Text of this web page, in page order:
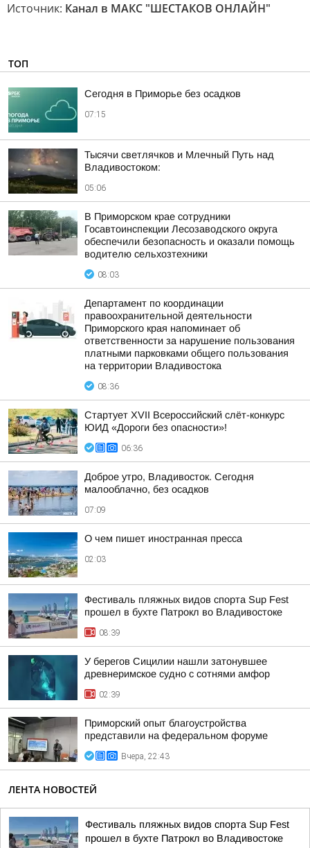
Источник: Канал в МАКС "ШЕСТАКОВ ОНЛАЙН"
ТОП
Сегодня в Приморье без осадков
07:15
Тысячи светлячков и Млечный Путь над
Владивостоком:
05:06
В Приморском крае сотрудники
Госавтоинспекции Лесозаводского округа
обеспечили безопасность и оказали помощь
водителю сельхозтехники
08:03
Департамент по координации
правоохранительной деятельности
Приморского края напоминает об
ответственности за нарушение пользования
платными парковками общего пользования
на территории Владивостока
08:36
Стартует XVII Всероссийский слёт-конкурс
ЮИД «Дороги без опасности»!
06:36
Доброе утро, Владивосток. Сегодня
малооблачно, без осадков
07:09
О чем пишет иностранная пресса
02:03
Фестиваль пляжных видов спорта Sup Fest
прошел в бухте Патрокл во Владивостоке
08:39
У берегов Сицилии нашли затонувшее
древнеримское судно с сотнями амфор
02:39
Приморский опыт благоустройства
представили на федеральном форуме
Вчера, 22:43
ЛЕНТА НОВОСТЕЙ
Фестиваль пляжных видов спорта Sup Fest
прошел в бухте Патрокл во Владивостоке